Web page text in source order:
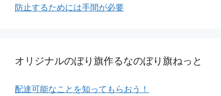
防止するためには手間が必要
オリジナルのぼり旗作るなのぼり旗ねっと
配達可能なことを知ってもらおう！